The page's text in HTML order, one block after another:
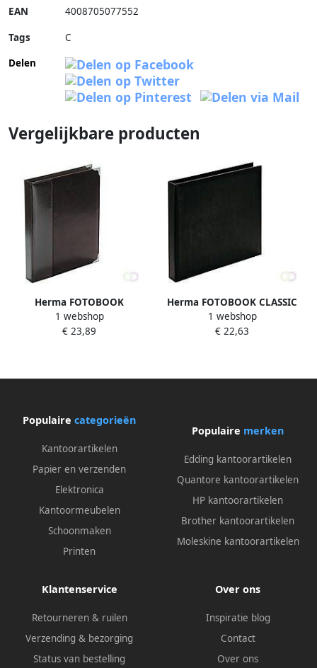
EAN 4008705077552
Tags
C
Delen
Vergelijkbare producten
Herma FOTOBOOK
EXCLUSIVE ZWART
1 webshop
€ 23,89
Herma FOTOBOOK CLASSIC
ZWART
1 webshop
€ 22,63
Populaire categorieën
Kantoorartikelen
Papier en verzenden
Elektronica
Kantoormeubelen
Schoonmaken
Printen
Populaire merken
Edding kantoorartikelen
Quantore kantoorartikelen
HP kantoorartikelen
Brother kantoorartikelen
Moleskine kantoorartikelen
Klantenservice
Retourneren & ruilen
Verzending & bezorging
Status van bestelling
Over ons
Inspiratie blog
Contact
Over ons